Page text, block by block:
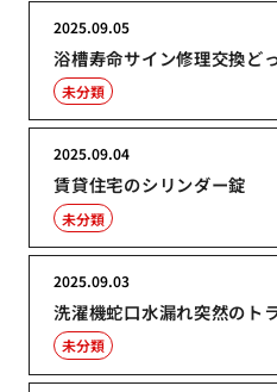
浴槽寿命サイン修理交換ど
2025.09.05
未分類
賃貸住宅のシリンダー錠
2025.09.04
未分類
洗濯機蛇口水漏れ突然のト
2025.09.03
未分類